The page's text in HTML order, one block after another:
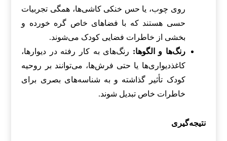
روی چوب، یا حس خنکی کاشی‌ها، همگی تجربیات
حسی هستند که با فضاهای خاص گره خورده و
بخشی از خاطرات فضایی کودک می‌شوند.
رنگ‌ها و الگوها: رنگ‌های به کار رفته در دیوارها،
کاغذدیواری‌ها یا حتی فرش‌ها، می‌توانند بر روحیه
کودک تأثیر گذاشته و به شناسه‌های بصری برای
خاطرات خاص تبدیل شوند.
نتیجه‌گیری